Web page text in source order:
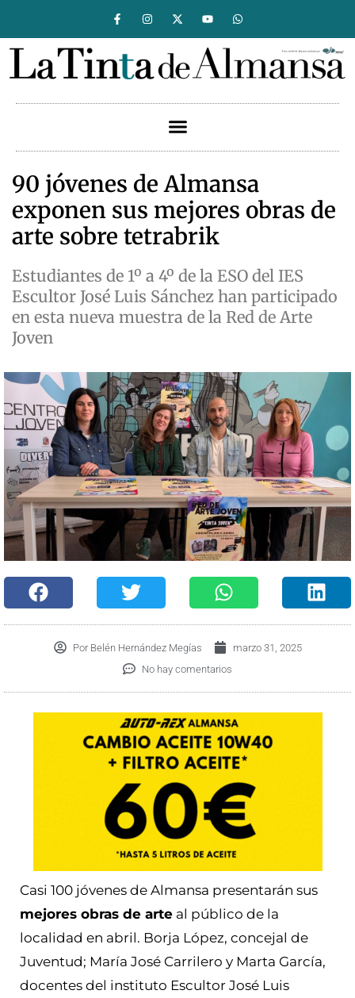
90 jóvenes de Almansa
exponen sus mejores obras de
arte sobre tetrabrik
Estudiantes de 1º a 4º de la ESO del IES
Escultor José Luis Sánchez han participado
en esta nueva muestra de la Red de Arte
Joven
PorBelén Hernández Megías
marzo 31, 2025
No hay comentarios
Casi 100 jóvenes de Almansa presentarán sus
mejores obras de arte al público de la
localidad en abril. Borja López, concejal de
Juventud; María José Carrilero y Marta García,
docentes del instituto Escultor José Luis